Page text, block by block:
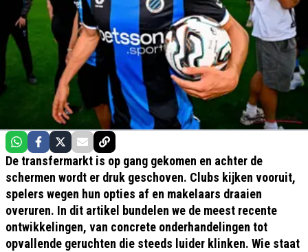
De transfermarkt is op gang gekomen en achter de
schermen wordt er druk geschoven. Clubs kijken vooruit,
spelers wegen hun opties af en makelaars draaien
overuren. In dit artikel bundelen we de meest recente
ontwikkelingen, van concrete onderhandelingen tot
opvallende geruchten die steeds luider klinken. Wie staat